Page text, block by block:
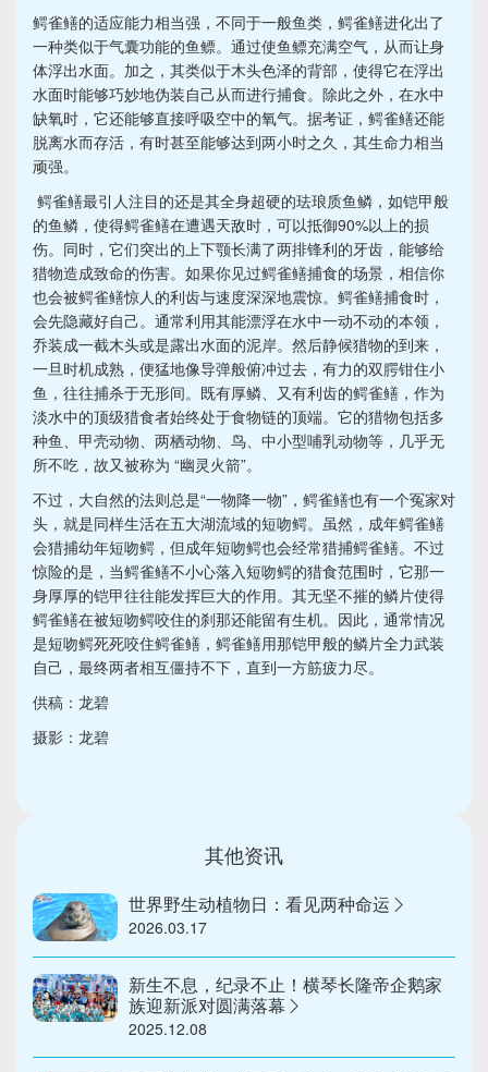
鳄雀鳝的适应能力相当强，不同于一般鱼类，鳄雀鳝进化出了
一种类似于气囊功能的鱼鳔。通过使鱼鳔充满空气，从而让身
体浮出水面。加之，其类似于木头色泽的背部，使得它在浮出
水面时能够巧妙地伪装自己从而进行捕食。除此之外，在水中
缺氧时，它还能够直接呼吸空中的氧气。据考证，鳄雀鳝还能
脱离水而存活，有时甚至能够达到两小时之久，其生命力相当
顽强。
鳄雀鳝最引人注目的还是其全身超硬的珐琅质鱼鳞，如铠甲般
的鱼鳞，使得鳄雀鳝在遭遇天敌时，可以抵御90%以上的损
伤。同时，它们突出的上下颚长满了两排锋利的牙齿，能够给
猎物造成致命的伤害。如果你见过鳄雀鳝捕食的场景，相信你
也会被鳄雀鳝惊人的利齿与速度深深地震惊。鳄雀鳝捕食时，
会先隐藏好自己。通常利用其能漂浮在水中一动不动的本领，
乔装成一截木头或是露出水面的泥岸。然后静候猎物的到来，
一旦时机成熟，便猛地像导弹般俯冲过去，有力的双腭钳住小
鱼，往往捕杀于无形间。既有厚鳞、又有利齿的鳄雀鳝，作为
淡水中的顶级猎食者始终处于食物链的顶端。它的猎物包括多
种鱼、甲壳动物、两栖动物、鸟、中小型哺乳动物等，几乎无
所不吃，故又被称为 “幽灵火箭”。
不过，大自然的法则总是“一物降一物”，鳄雀鳝也有一个冤家对
头，就是同样生活在五大湖流域的短吻鳄。虽然，成年鳄雀鳝
会猎捕幼年短吻鳄，但成年短吻鳄也会经常猎捕鳄雀鳝。不过
惊险的是，当鳄雀鳝不小心落入短吻鳄的猎食范围时，它那一
身厚厚的铠甲往往能发挥巨大的作用。其无坚不摧的鳞片使得
鳄雀鳝在被短吻鳄咬住的刹那还能留有生机。因此，通常情况
是短吻鳄死死咬住鳄雀鳝，鳄雀鳝用那铠甲般的鳞片全力武装
自己，最终两者相互僵持不下，直到一方筋疲力尽。
供稿：龙碧
摄影：龙碧
其他资讯
世界野生动植物日：看见两种命运
2026.03.17
新生不息，纪录不止！横琴长隆帝企鹅家
族迎新派对圆满落幕
2025.12.08